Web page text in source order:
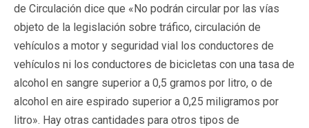
de Circulación dice que «No podrán circular por las vías
objeto de la legislación sobre tráfico, circulación de
vehículos a motor y seguridad vial los conductores de
vehículos ni los conductores de bicicletas con una tasa de
alcohol en sangre superior a 0,5 gramos por litro, o de
alcohol en aire espirado superior a 0,25 miligramos por
litro». Hay otras cantidades para otros tipos de